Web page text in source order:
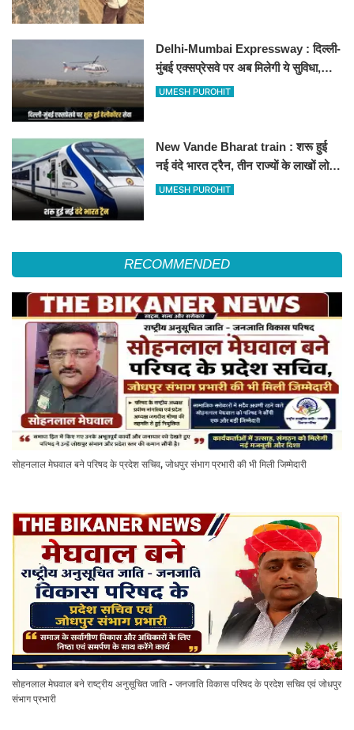
Delhi-Mumbai Expressway : दिल्ली-
मुंबई एक्सप्रेसवे पर अब मिलेगी ये सुविधा,
हेलीकॉप्टर सर्विस से तुरंत घायल पहुंचेगा
UMESH PUROHIT
New Vande Bharat train : शरू हुई
नई वंदे भारत ट्रैन, तीन राज्यों के लाखों लोगों
का सफर होगा आसान, देखें पूरा रूटमैप
UMESH PUROHIT
RECOMMENDED
सोहनलाल मेघवाल बने परिषद के प्रदेश सचिव, जोधपुर संभाग प्रभारी की भी मिली जिम्मेदारी
सोहनलाल मेघवाल बने राष्ट्रीय अनुसूचित जाति - जनजाति विकास परिषद के प्रदेश सचिव एवं जोधपुर
संभाग प्रभारी